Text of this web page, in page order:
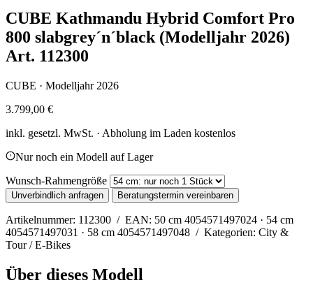
CUBE Kathmandu Hybrid Comfort Pro
800 slabgrey´n´black (Modelljahr 2026)
Art. 112300
CUBE · Modelljahr 2026
3.799,00 €
inkl. gesetzl. MwSt. · Abholung im Laden kostenlos
Nur noch ein Modell auf Lager
Wunsch-Rahmengröße
Unverbindlich anfragen Beratungstermin vereinbaren
Artikelnummer: 112300 / EAN: 50 cm 4054571497024 · 54 cm
4054571497031 · 58 cm 4054571497048 / Kategorien: City &
Tour / E-Bikes
Über dieses Modell